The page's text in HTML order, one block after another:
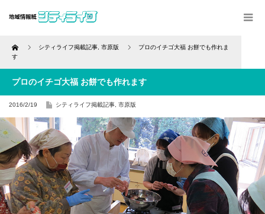
Home シティライフ掲載記事 市原版
プロのイチゴ大福 お餅でも作れま
す
プロのイチゴ大福 お餅でも作れます
2016/2/19 シティライフ掲載記事 市原版